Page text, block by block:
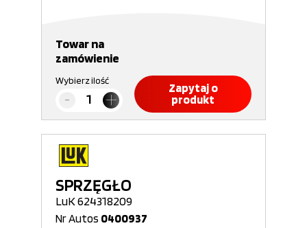
Towar na
zamówienie
Wybierz ilość
Zapytaj o
produkt
SPRZĘGŁO
LuK 624318209
Nr Autos 0400937